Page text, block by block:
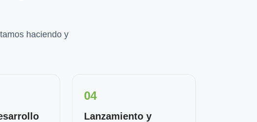
haciendo y
04
Lanzamiento y